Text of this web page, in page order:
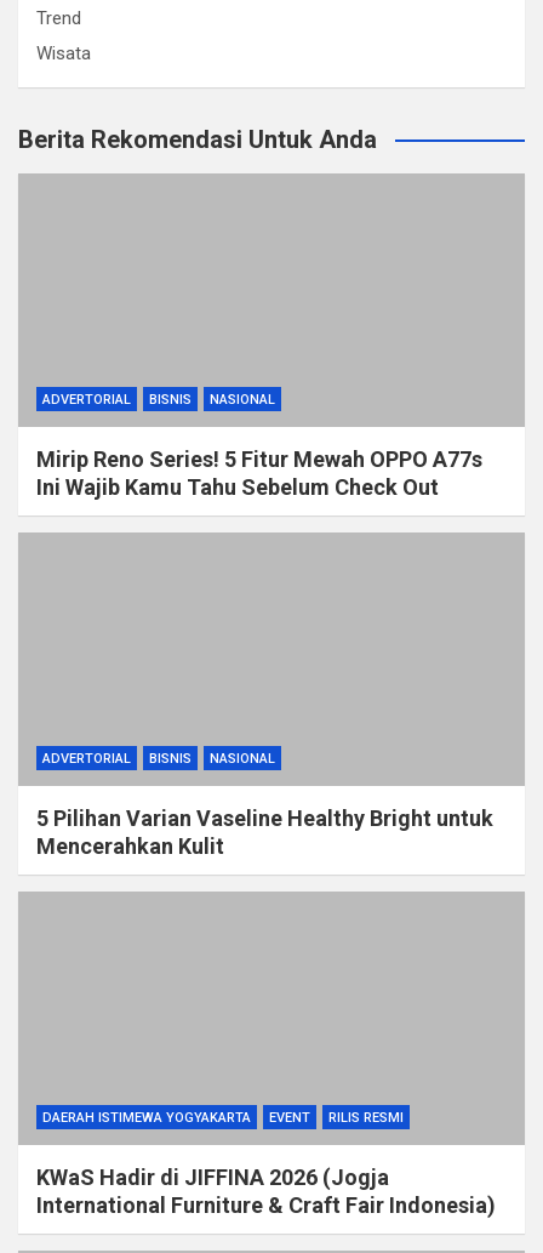
Trend
Wisata
Berita Rekomendasi Untuk Anda
ADVERTORIAL BISNIS NASIONAL
Mirip Reno Series! 5 Fitur Mewah OPPO A77s
Ini Wajib Kamu Tahu Sebelum Check Out
ADVERTORIAL BISNIS NASIONAL
5 Pilihan Varian Vaseline Healthy Bright untuk
Mencerahkan Kulit
DAERAH ISTIMEWA YOGYAKARTA EVENT RILIS RESMI
KWaS Hadir di JIFFINA 2026 (Jogja
International Furniture & Craft Fair Indonesia)